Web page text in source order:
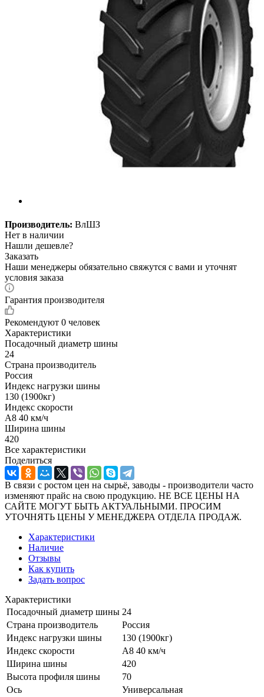
Производитель: ВлШЗ
Нет в наличии
Нашли дешевле?
Заказать
Наши менеджеры обязательно свяжутся с вами и уточнят
условия заказа
Гарантия производителя
Рекомендуют 0 человек
Характеристики
Посадочный диаметр шины
24
Страна производитель
Россия
Индекс нагрузки шины
130 (1900кг)
Индекс скорости
A8 40 км/ч
Ширина шины
420
Все характеристики
Поделиться
В связи с ростом цен на сырьё, заводы - производители часто
изменяют прайс на свою продукцию. НЕ ВСЕ ЦЕНЫ НА
САЙТЕ МОГУТ БЫТЬ АКТУАЛЬНЫМИ. ПРОСИМ
УТОЧНЯТЬ ЦЕНЫ У МЕНЕДЖЕРА ОТДЕЛА ПРОДАЖ.
Характеристики
Наличие
Отзывы
Как купить
Задать вопрос
Характеристики
Посадочный диаметр шины 24
Страна производитель
Россия
Индекс нагрузки шины
130 (1900кг)
Индекс скорости
A8 40 км/ч
Ширина шины
420
Высота профиля шины
70
Ось
Универсальная